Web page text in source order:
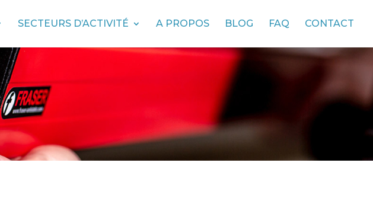
SECTEURS D’ACTIVITÉ A PROPOS BLOG FAQ CONTACT